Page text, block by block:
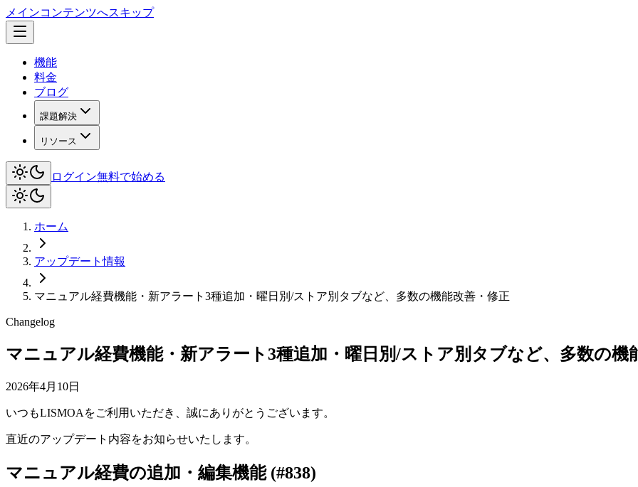
メインコンテンツへスキップ
機能
料金
ブログ
課題解決
リソース
ログイン無料で始める
ホーム
アップデート情報
マニュアル経費機能・新アラート3種追加・曜日別/ストア別タブなど、多数の機能改善・修正
Changelog
マニュアル経費機能・新アラート3種追加・曜日別/ストア別タブなど、多数の機
2026年4月10日
いつもLISMOAをご利用いただき、誠にありがとうございます。
直近のアップデート内容をお知らせいたします。
マニュアル経費の追加・編集機能 (#838)